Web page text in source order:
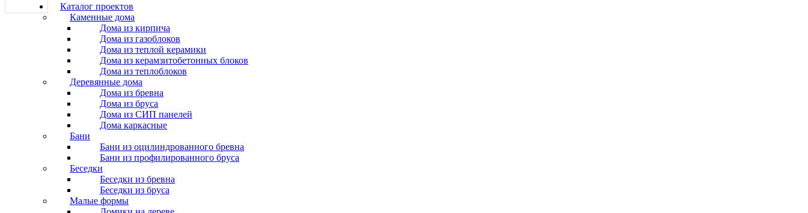
Каталог проектов
Каменные дома
Дома из кирпича
Дома из газоблоков
Дома из теплой керамики
Дома из керамзитобетонных блоков
Дома из теплоблоков
Деревянные дома
Дома из бревна
Дома из бруса
Дома из СИП панелей
Дома каркасные
Бани
Бани из оцилиндрованного бревна
Бани из профилированного бруса
Беседки
Беседки из бревна
Беседки из бруса
Малые формы